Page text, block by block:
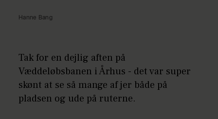
Hanne Bang
Tak for en dejlig aften på
Væddeløbsbanen i Århus - det var super
skønt at se så mange af jer både på
pladsen og ude på ruterne.